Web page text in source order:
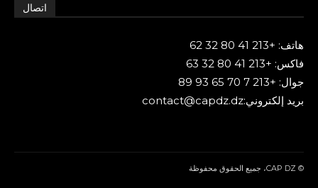
اتصال
هاتف: +213 41 80 32 62
فاكس: +213 41 80 32 63
جوال: +213 7 70 65 93 89
بريد إلكتروني:contact@capdz.dz
© CAP DZ، جميع الحقوق محفوظة